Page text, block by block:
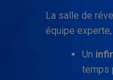
La salle de
équipe
Un
temps